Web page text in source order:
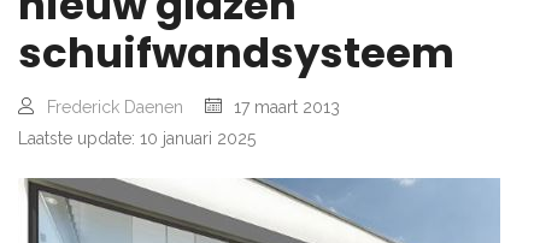
schuifwandsysteem
Frederick Daenen
17 maart 2013
Laatste update: 10 januari 2025